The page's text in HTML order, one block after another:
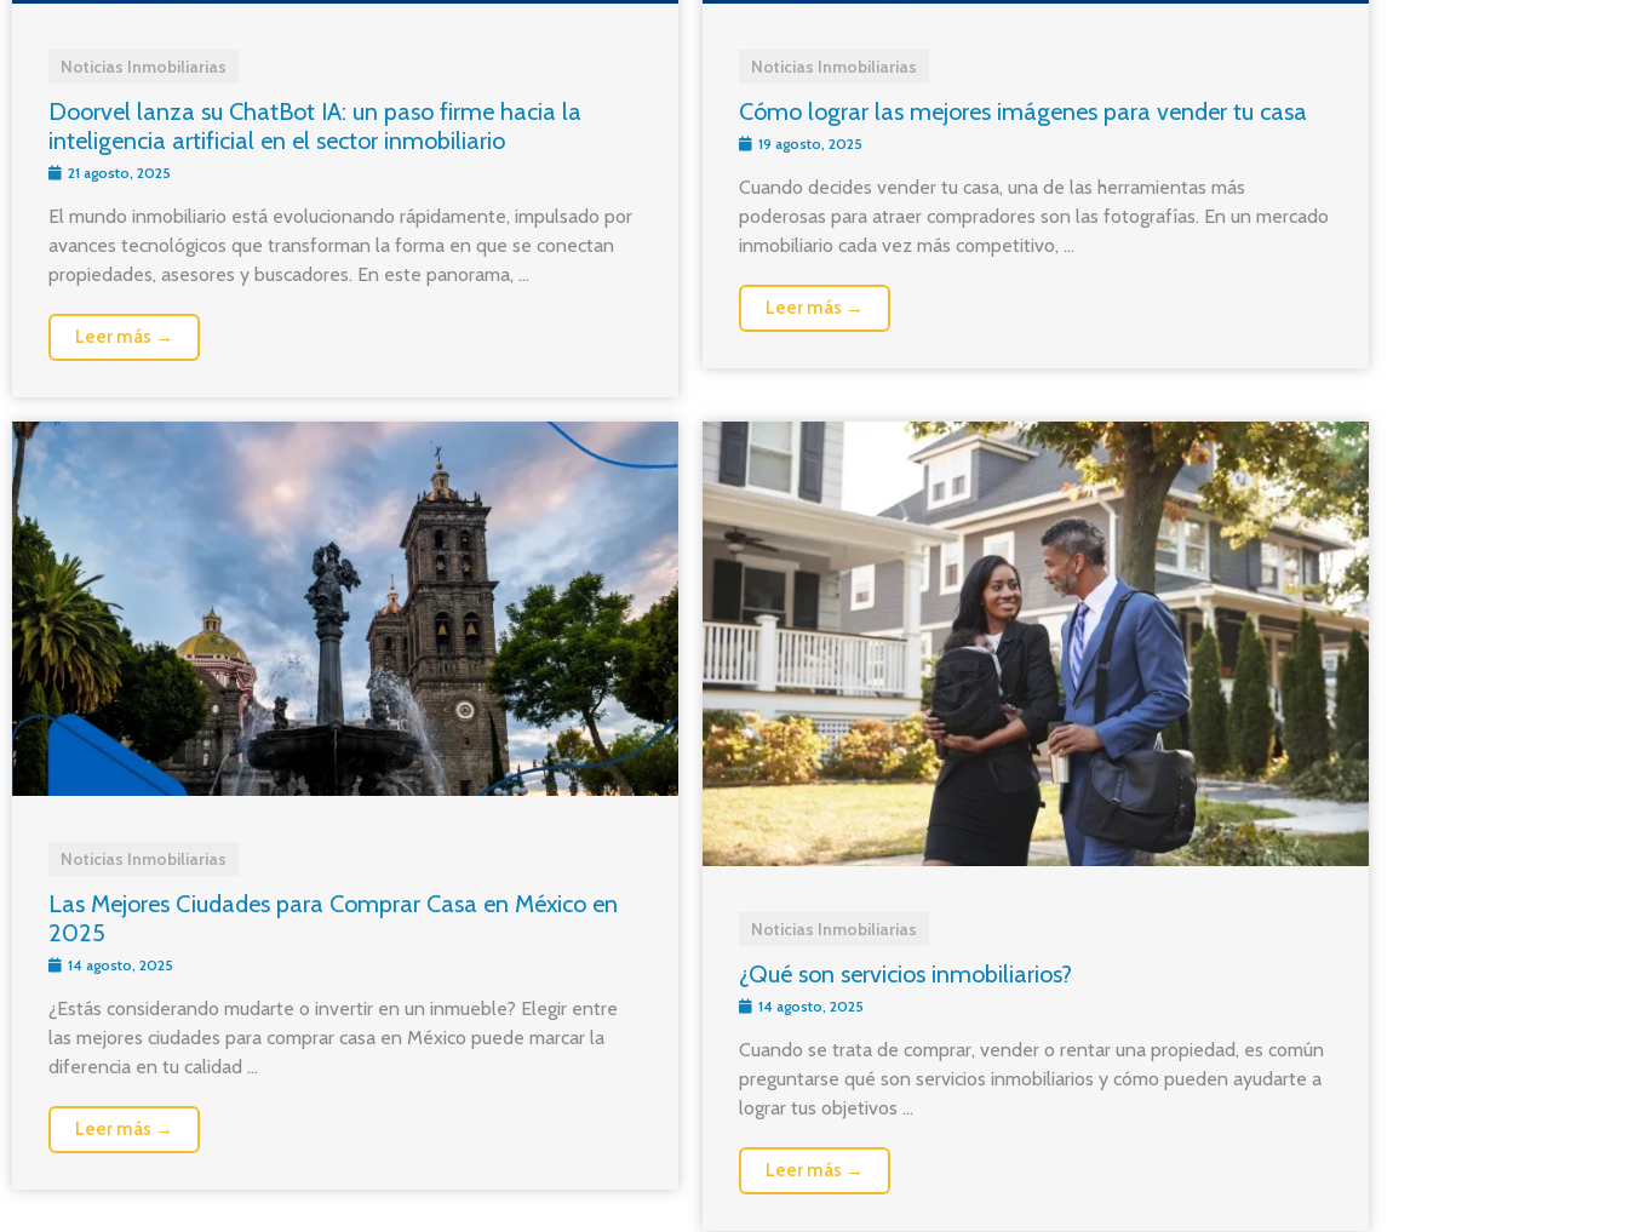
Noticias Inmobiliarias
Doorvel lanza su ChatBot IA: un paso firme hacia la
inteligencia artificial en el sector inmobiliario
21 agosto, 2025
El mundo inmobiliario está evolucionando rápidamente, impulsado por
avances tecnológicos que transforman la forma en que se conectan
propiedades, asesores y buscadores. En este panorama, ...
Leer más →
Noticias Inmobiliarias
Cómo lograr las mejores imágenes para vender tu casa
19 agosto, 2025
Cuando decides vender tu casa, una de las herramientas más
poderosas para atraer compradores son las fotografías. En un mercado
inmobiliario cada vez más competitivo, ...
Leer más →
Noticias Inmobiliarias
Las Mejores Ciudades para Comprar Casa en México en
2025
14 agosto, 2025
¿Estás considerando mudarte o invertir en un inmueble? Elegir entre
las mejores ciudades para comprar casa en México puede marcar la
diferencia en tu calidad ...
Leer más →
Noticias Inmobiliarias
¿Qué son servicios inmobiliarios?
14 agosto, 2025
Cuando se trata de comprar, vender o rentar una propiedad, es común
preguntarse qué son servicios inmobiliarios y cómo pueden ayudarte a
lograr tus objetivos ...
Leer más →